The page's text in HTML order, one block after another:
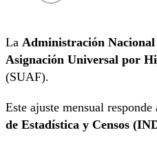
La Administración
Asignación Universal por
(SUAF).
Este ajuste mensual
de Estadística y Censos